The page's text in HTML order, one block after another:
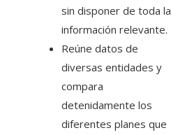
sin disponer de toda la
información relevante.
Reúne datos de
diversas entidades y
compara
detenidamente los
diferentes planes que